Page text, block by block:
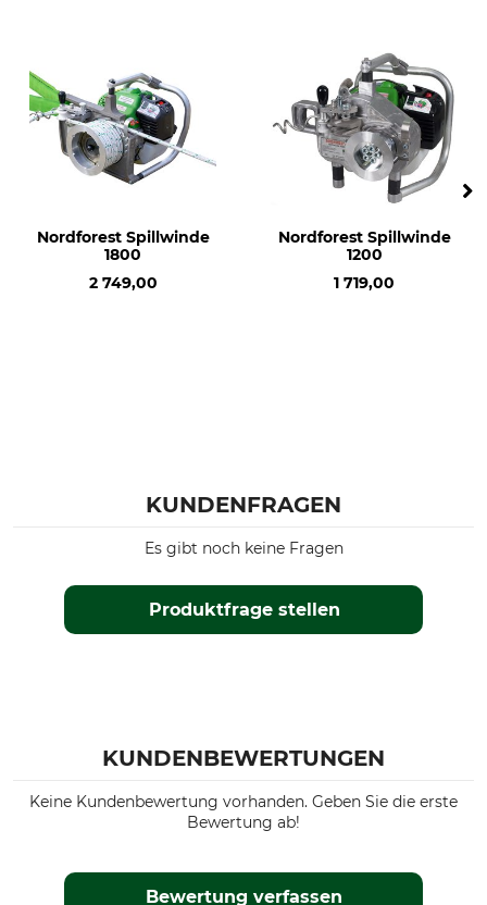
Nordforest Spillwinde
1800
2 749,00
Nordforest Spillwinde
1200
1 719,00
KUNDENFRAGEN
Produktfrage stellen
Es gibt noch keine Fragen
KUNDENBEWERTUNGEN
Keine Kundenbewertung vorhanden. Geben Sie die erste
Bewertung ab!
Bewertung verfassen